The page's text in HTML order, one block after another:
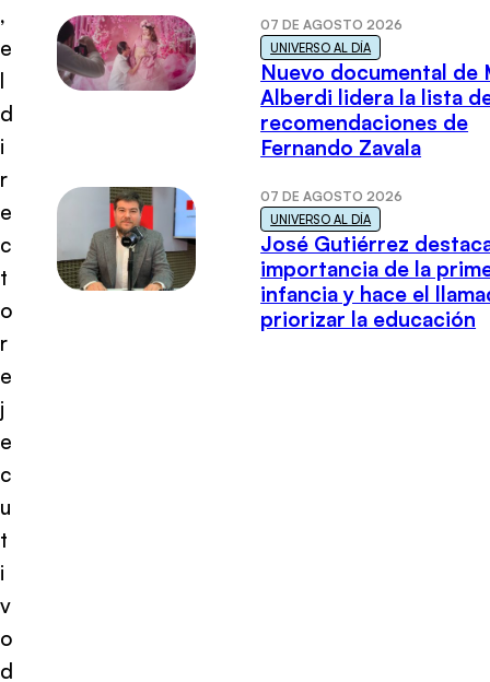
,
e
l
d
i
r
e
c
t
o
r
e
j
e
c
u
t
i
v
o
d
07 DE AGOSTO 2026
UNIVERSO AL DÍA
Nuevo documental de
Alberdi lidera la lista
recomendaciones de
Fernando Zavala
07 DE AGOSTO 2026
UNIVERSO AL DÍA
José Gutiérrez
importancia de la
infancia y hace el
priorizar la educación